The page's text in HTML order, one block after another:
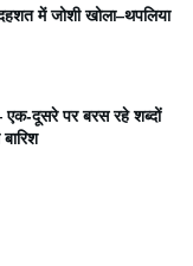
में जोशी खोला–थपलिया
एक-दूसरे पर बरस रहे शब्दों